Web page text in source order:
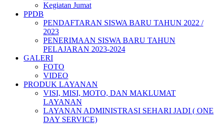
Kegiatan Jumat
PPDB
PENDAFTARAN SISWA BARU TAHUN 2022 /
2023
PENERIMAAN SISWA BARU TAHUN
PELAJARAN 2023-2024
GALERI
FOTO
VIDEO
PRODUK LAYANAN
VISI, MISI, MOTO, DAN MAKLUMAT
LAYANAN
LAYANAN ADMINISTRASI SEHARI JADI ( ONE
DAY SERVICE)